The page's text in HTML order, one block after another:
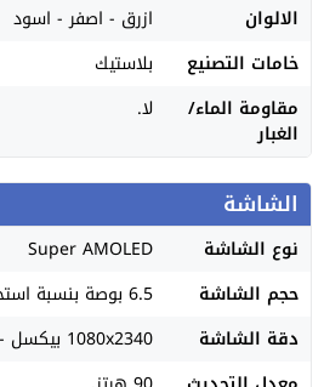
الالوان
ازرق - اصفر - اسود
خامات التصنيع
بلاستيك
مقاومة الماء/
الغبار
لا.
الشاشة
نوع الشاشة
Super AMOLED
حجم الشاشة
6.5 بوصة بنسبة استحواذ 84.3%.
دقة الشاشة
1080x2340 بيكسل - ابعاد 19.5:9